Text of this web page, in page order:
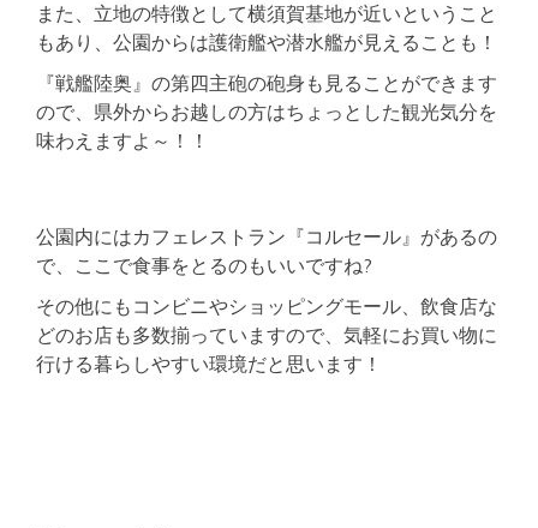
また、立地の特徴として横須賀基地が近いということ
もあり、公園からは護衛艦や潜水艦が見えることも！
『戦艦陸奥』の第四主砲の砲身も見ることができます
ので、県外からお越しの方はちょっとした観光気分を
味わえますよ～！！
公園内にはカフェレストラン『コルセール』があるの
で、ここで食事をとるのもいいですね?
その他にもコンビニやショッピングモール、飲食店な
どのお店も多数揃っていますので、気軽にお買い物に
行ける暮らしやすい環境だと思います！